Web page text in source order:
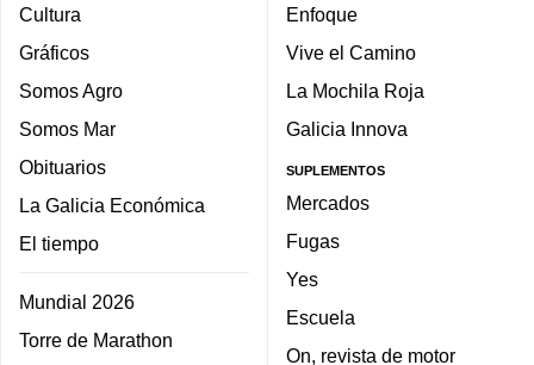
Cultura
Gráficos
Somos Agro
Somos Mar
Obituarios
La Galicia Económica
El tiempo
Mundial 2026
Torre de Marathon
Enfoque
Vive el Camino
La Mochila Roja
Galicia Innova
SUPLEMENTOS
Mercados
Fugas
Yes
Escuela
On, revista de motor